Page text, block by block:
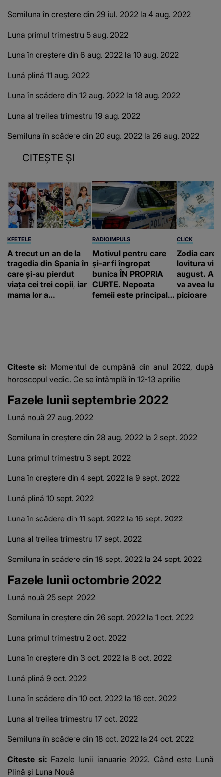
Semiluna în creștere din 29 iul. 2022 la 4 aug. 2022
Luna primul trimestru 5 aug. 2022
Luna în creștere din 6 aug. 2022 la 10 aug. 2022
Lună plină 11 aug. 2022
Luna în scădere din 12 aug. 2022 la 18 aug. 2022
Luna al treilea trimestru 19 aug. 2022
Semiluna în scădere din 20 aug. 2022 la 26 aug. 2022
CITEȘTE ȘI
KFETELE
A trecut un an de la
tragedia din Spania în
care și-au pierdut
viața cei trei copii, iar
mama lor a…
RADIO IMPULS
Motivul pentru care
și-ar fi îngropat
bunica ÎN PROPRIA
CURTE. Nepoata
femeii este principalul
CLICK
Zodia care
lovitura
august.
va avea
picioare
Citeste si: Momentul de cumpănă din anul 2022, după
horoscopul vedic. Ce se întâmplă în 12-13 aprilie
Fazele lunii septembrie 2022
Lună nouă 27 aug. 2022
Semiluna în creștere din 28 aug. 2022 la 2 sept. 2022
Luna primul trimestru 3 sept. 2022
Luna în creștere din 4 sept. 2022 la 9 sept. 2022
Lună plină 10 sept. 2022
Luna în scădere din 11 sept. 2022 la 16 sept. 2022
Luna al treilea trimestru 17 sept. 2022
Semiluna în scădere din 18 sept. 2022 la 24 sept. 2022
Fazele lunii octombrie 2022
Lună nouă 25 sept. 2022
Semiluna în creștere din 26 sept. 2022 la 1 oct. 2022
Luna primul trimestru 2 oct. 2022
Luna în creștere din 3 oct. 2022 la 8 oct. 2022
Lună plină 9 oct. 2022
Luna în scădere din 10 oct. 2022 la 16 oct. 2022
Luna al treilea trimestru 17 oct. 2022
Semiluna în scădere din 18 oct. 2022 la 24 oct. 2022
Citeste si: Fazele lunii ianuarie 2022. Când este Lună
Plină și Luna Nouă